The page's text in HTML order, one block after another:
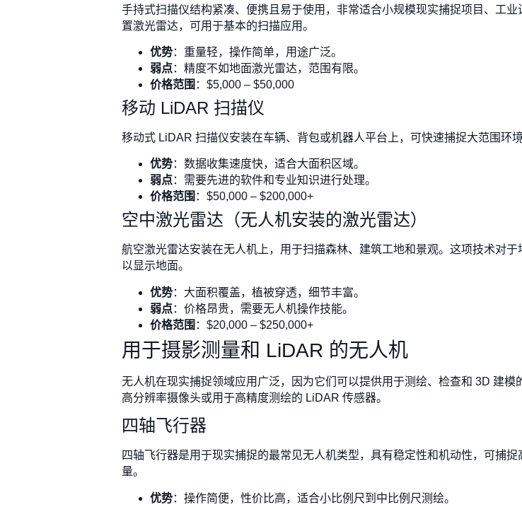
手持式扫描仪结构紧凑、便携且易于使用，非常适合小规模现实捕捉项目、工
置激光雷达，可用于基本的扫描应用。
优势：重量轻，操作简单，用途广泛。
弱点：精度不如地面激光雷达，范围有限。
价格范围 ：$5,000 – $50,000
移动 LiDAR 扫描仪
移动式 LiDAR 扫描仪安装在车辆、背包或机器人平台上，可快速捕捉大范围环
优势：数据收集速度快，适合大面积区域。
弱点：需要先进的软件和专业知识进行处理。
价格范围 ：$50,000 – $200,000+
空中激光雷达（无人机安装的激光雷达）
航空激光雷达安装在无人机上，用于扫描森林、建筑工地和景观。这项技术对
以显示地面。
优势：大面积覆盖，植被穿透，细节丰富。
弱点：价格昂贵，需要无人机操作技能。
价格范围 ：$20,000 – $250,000+
用于摄影测量和 LiDAR 的无人机
无人机在现实捕捉领域应用广泛，因为它们可以提供用于测绘、检查和 3D 建
高分辨率摄像头或用于高精度测绘的 LiDAR 传感器。
四轴飞行器
四轴飞行器是用于现实捕捉的最常见无人机类型，具有稳定性和机动性，可捕
量。
优势：操作简便，性价比高，适合小比例尺到中比例尺测绘。